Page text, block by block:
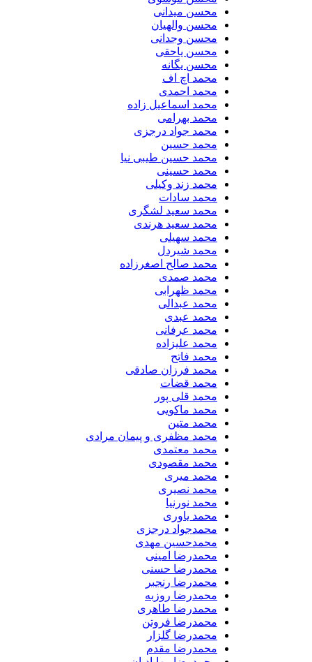
محسن میدانی
محسن والهیان
محسن وجدانی
محسن یاحقی
محسن یگانه
محمد اچ اف
محمد احمدی
محمد اسماعیل زاده
محمد بهرامی
محمد جواد درجزی
محمد حسین
محمد حسین طیبی نیا
محمد حسینی
محمد زند وکیلی
محمد سادات
محمد سعید لشگری
محمد سعید هرندی
محمد سهیلی
​محمد شیردل
محمد صالح اصغرزاده
محمد صمدی
محمد ظهرابی
محمد عبدالی
محمد عبدی
محمد عرفانی
محمد علیزاده
محمد فاتح
محمد فرزان صادقی
محمد قضات
محمد قلی پور
محمد ماکویی
محمد متین
محمد مظفری و پیمان مرادی
محمد معتمدی
محمد مقصودی
محمد میری
محمد نصیری
محمد نورنیا
محمد یاوری
محمدجواد درجزی
محمدحسین مهدی
محمدرضا امینی
محمدرضا حسنی
محمدرضا رنجبر
محمدرضا روزبه
محمدرضا طاهری
محمدرضا فروتن
محمدرضا گلزار
محمدرضا مقدم